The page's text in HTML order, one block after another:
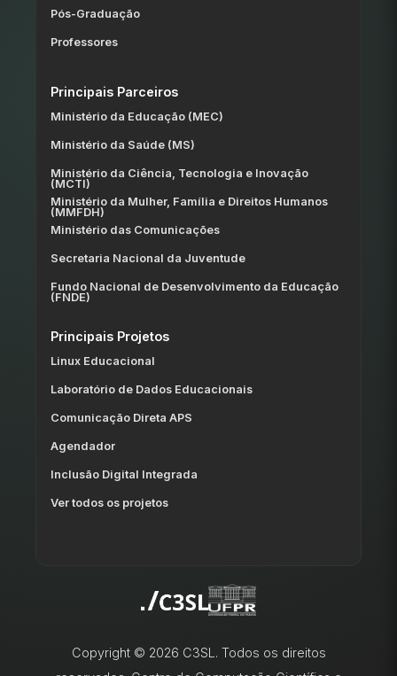
Pós-Graduação
Professores
Principais Parceiros
Ministério da Educação (MEC)
Ministério da Saúde (MS)
Ministério da Ciência, Tecnologia e Inovação
(MCTI)
Ministério da Mulher, Família e Direitos Humanos
(MMFDH)
Ministério das Comunicações
Secretaria Nacional da Juventude
Fundo Nacional de Desenvolvimento da Educação
(FNDE)
Principais Projetos
Linux Educacional
Laboratório de Dados Educacionais
Comunicação Direta APS
Agendador
Inclusão Digital Integrada
Ver todos os projetos
Copyright © 2026 C3SL. Todos os direitos